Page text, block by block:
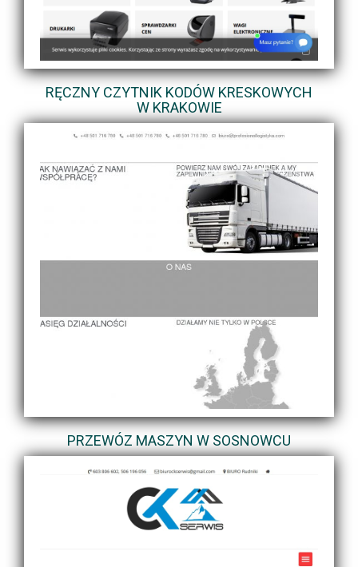
RĘCZNY CZYTNIK KODÓW KRESKOWYCH
W KRAKOWIE
PRZEWÓZ MASZYN W SOSNOWCU